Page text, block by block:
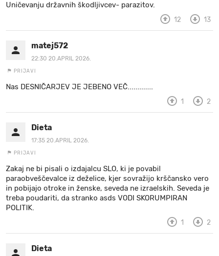
Uničevanju državnih škodljivcev- parazitov.
12 13
matej572
22:30 20.APRIL 2026.
PRIJAVI
Nas DESNIČARJEV JE JEBENO VEČ.............
1 2
Dieta
17:35 20.APRIL 2026.
PRIJAVI
Zakaj ne bi pisali o izdajalcu SLO, ki je povabil
paraobveščevalce iz deželice, kjer sovražijo krščansko vero
in pobijajo otroke in ženske, seveda ne izraelskih. Seveda je
treba poudariti, da stranko asds VODI SKORUMPIRAN
POLITIK.
1 2
Dieta